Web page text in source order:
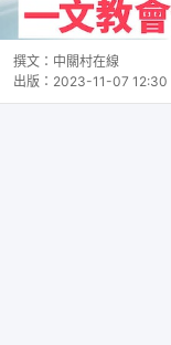
撰文： 中關村在線
出版： 2023-11-07 12:30